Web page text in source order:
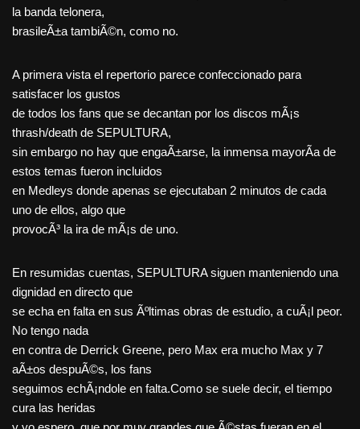
la banda telonera,
brasileÃ±a tambiÃ©n, como no.
A primera vista el repertorio parece confeccionado para
satisfacer los gustos
de todos los fans que se decantan por los discos mÃ¡s
thrash/death de SEPULTURA,
sin embargo no hay que engaÃ±arse, la inmensa mayorÃ­a de
estos temas fueron incluidos
en Medleys donde apenas se ejecutaban 2 minutos de cada
uno de ellos, algo que
provocÃ³ la ira de mÃ¡s de uno.
En resumidas cuentas, SEPULTURA siguen manteniendo una
dignidad en directo que
se echa en falta en sus Ãºltimas obras de estudio, a cuÃ¡l peor.
No tengo nada
en contra de Derrick Greene, pero Max era mucho Max y 7
aÃ±os despuÃ©s, los fans
seguimos echÃ¡ndole en falta.Como se suele decir, el tiempo
cura las heridas